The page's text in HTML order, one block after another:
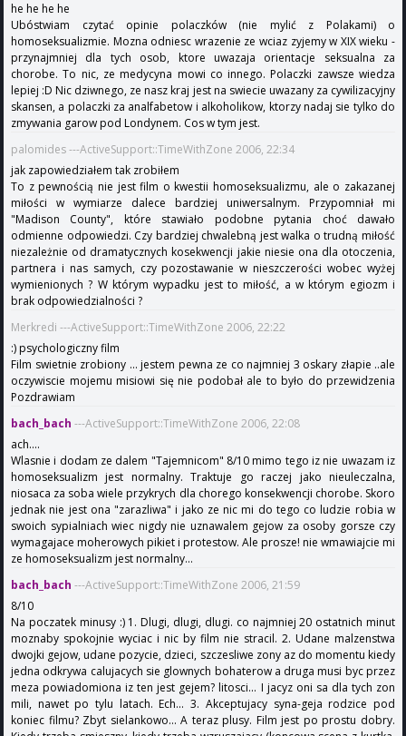
he he he he
Ubóstwiam czytać opinie polaczków (nie mylić z Polakami) o
homoseksualizmie. Mozna odniesc wrazenie ze wciaz zyjemy w XIX wieku -
przynajmniej dla tych osob, ktore uwazaja orientacje seksualna za
chorobe. To nic, ze medycyna mowi co innego. Polaczki zawsze wiedza
lepiej :D Nic dziwnego, ze nasz kraj jest na swiecie uwazany za cywilizacyjny
skansen, a polaczki za analfabetow i alkoholikow, ktorzy nadaj sie tylko do
zmywania garow pod Londynem. Cos w tym jest.
palomides ---ActiveSupport::TimeWithZone 2006, 22:34
jak zapowiedziałem tak zrobiłem
To z pewnością nie jest film o kwestii homoseksualizmu, ale o zakazanej
miłości w wymiarze dalece bardziej uniwersalnym. Przypomniał mi
"Madison County", które stawiało podobne pytania choć dawało
odmienne odpowiedzi. Czy bardziej chwalebną jest walka o trudną miłość
niezależnie od dramatycznych kosekwencji jakie niesie ona dla otoczenia,
partnera i nas samych, czy pozostawanie w nieszczerości wobec wyżej
wymienionych ? W którym wypadku jest to miłość, a w którym egiozm i
brak odpowiedzialności ?
Merkredi ---ActiveSupport::TimeWithZone 2006, 22:22
:) psychologiczny film
Film swietnie zrobiony ... jestem pewna ze co najmniej 3 oskary złapie ..ale
oczywiscie mojemu misiowi się nie podobał ale to było do przewidzenia
Pozdrawiam
bach_bach ---ActiveSupport::TimeWithZone 2006, 22:08
ach....
Wlasnie i dodam ze dalem "Tajemnicom" 8/10 mimo tego iz nie uwazam iz
homoseksualizm jest normalny. Traktuje go raczej jako nieuleczalna,
niosaca za soba wiele przykrych dla chorego konsekwencji chorobe. Skoro
jednak nie jest ona "zarazliwa" i jako ze nic mi do tego co ludzie robia w
swoich sypialniach wiec nigdy nie uznawalem gejow za osoby gorsze czy
wymagajace moherowych pikiet i protestow. Ale prosze! nie wmawiajcie mi
ze homoseksualizm jest normalny...
bach_bach ---ActiveSupport::TimeWithZone 2006, 21:59
8/10
Na poczatek minusy :) 1. Dlugi, dlugi, dlugi. co najmniej 20 ostatnich minut
moznaby spokojnie wyciac i nic by film nie stracil. 2. Udane malzenstwa
dwojki gejow, udane pozycie, dzieci, szczesliwe zony az do momentu kiedy
jedna odkrywa calujacych sie glownych bohaterow a druga musi byc przez
meza powiadomiona iz ten jest gejem? litosci... I jacyz oni sa dla tych zon
mili, nawet po tylu latach. Ech... 3. Akceptujacy syna-geja rodzice pod
koniec filmu? Zbyt sielankowo... A teraz plusy. Film jest po prostu dobry.